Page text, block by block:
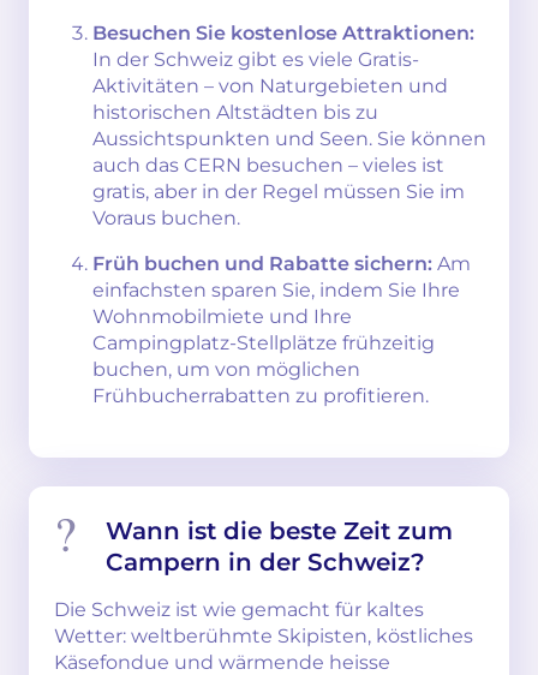
Besuchen Sie kostenlose Attraktionen:
In der Schweiz gibt es viele Gratis-
Aktivitäten – von Naturgebieten und
historischen Altstädten bis zu
Aussichtspunkten und Seen. Sie können
auch das CERN besuchen – vieles ist
gratis, aber in der Regel müssen Sie im
Voraus buchen.
Früh buchen und Rabatte sichern: Am
einfachsten sparen Sie, indem Sie Ihre
Wohnmobilmiete und Ihre
Campingplatz-Stellplätze frühzeitig
buchen, um von möglichen
Frühbucherrabatten zu profitieren.
Wann ist die beste Zeit zum
Campern in der Schweiz?
Die Schweiz ist wie gemacht für kaltes
Wetter: weltberühmte Skipisten, köstliches
Käsefondue und wärmende heisse